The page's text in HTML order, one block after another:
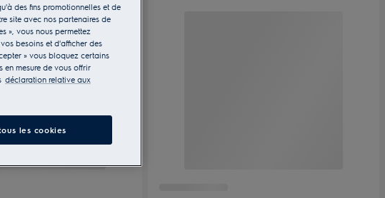
des fins promotionnelles et de
site avec nos partenaires de
», vous nous permettez
besoins et d'afficher des
» vous bloquez certains
en mesure de vous offrir
déclaration relative aux
les cookies